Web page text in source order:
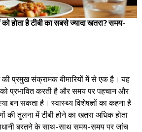
होता है टीबी का सबसे ज्यादा खतरा? समय-
प्रमुख संक्रामक बीमारियों में से एक है। यह
प्रभावित करती है और समय पर पहचान और
बन सकता है। स्वास्थ्य विशेषज्ञों का कहना है
की तुलना में टीबी होने का खतरा अधिक होता
बरतने के साथ-साथ समय-समय पर जांच